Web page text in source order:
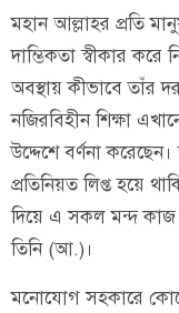
মহান আল্লাহর প্রতি
দাম্ভিকতা স্বীকার করে
অবস্থায় কীভাবে তাঁর
নজিরবিহীন শিক্ষা
উদ্দেশে বর্ণনা
প্রতিনিয়ত লিপ্ত হয়ে
দিয়ে এ সকল মন্দ কাজ
তিনি (আ.)।
মনোযোগ সহকারে